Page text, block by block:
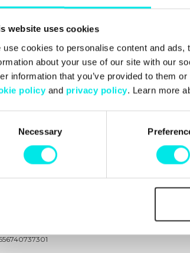
website uses cookies
use cookies to personalise content and
about your use of our site with our
information that you’ve provided to them
policy and privacy policy. Learn more
Necessary
av barndomsvännerna Martin och Johan, som
var att sprida intresset för sneakers genom
unika och färgstarka varianter samt
både mode och kultur blev Footish snabbt ett